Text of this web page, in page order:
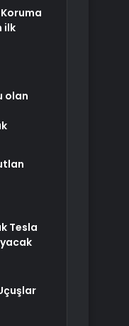
Koruma
ilk
olan
Tesla